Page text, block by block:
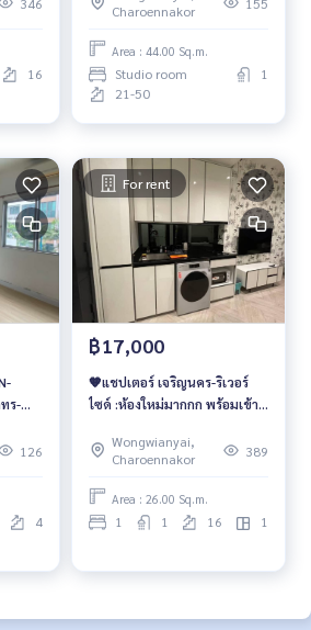
16
Charoennakor
Area : 44.00 Sq.m.
Studio room
1
21-50
ร-
126
4
For rent
฿17,000
🧡แชปเตอร์ เจริญนคร-ริเวอร์
ไซด์ :ห้องใหม่มากกก พร้อมเข้า
Wongwianyai,
Charoennakor
389
Area : 26.00 Sq.m.
1 1 16 1